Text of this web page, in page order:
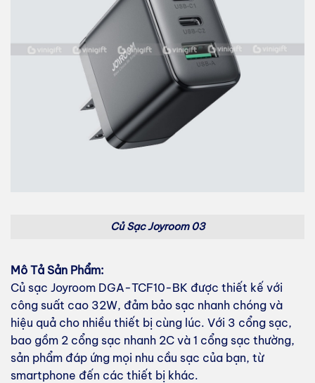
Củ Sạc Joyroom 03
Mô Tả Sản Phẩm:
Củ sạc Joyroom DGA-TCF10-BK được thiết kế với
công suất cao 32W, đảm bảo sạc nhanh chóng và
hiệu quả cho nhiều thiết bị cùng lúc. Với 3 cổng sạc,
bao gồm 2 cổng sạc nhanh 2C và 1 cổng sạc thường,
sản phẩm đáp ứng mọi nhu cầu sạc của bạn, từ
smartphone đến các thiết bị khác.